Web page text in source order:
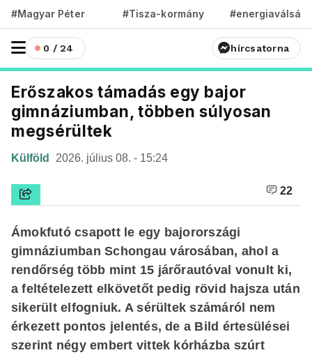
#Magyar Péter #Tisza-kormány #energiaválság
0 / 24 hírcsatorna
Erőszakos támadás egy bajor
gimnáziumban, többen súlyosan
megsérültek
Külföld 2026. július 08. - 15:24
22
Ámokfutó csapott le egy bajorországi
gimnáziumban Schongau városában, ahol a
rendőrség több mint 15 járőrautóval vonult ki,
a feltételezett elkövetőt pedig rövid hajsza után
sikerült elfogniuk. A sérültek számáról nem
érkezett pontos jelentés, de a Bild értesülései
szerint négy embert vittek kórházba szúrt